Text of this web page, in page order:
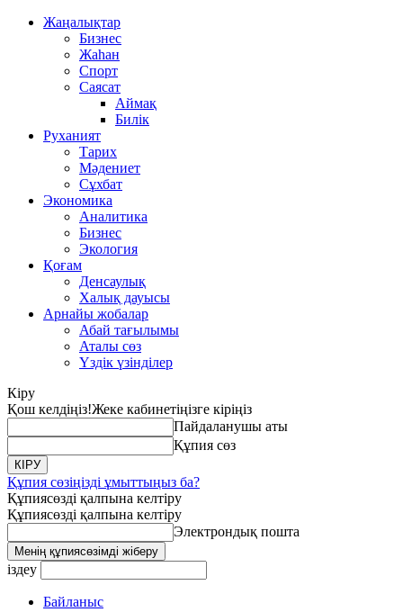
Жаңалықтар
Бизнес
Жаһан
Спорт
Саясат
Аймақ
Билік
Руханият
Тарих
Мәдениет
Сұхбат
Экономика
Аналитика
Бизнес
Экология
Қоғам
Денсаулық
Халық дауысы
Арнайы жобалар
Абай тағылымы
Аталы сөз
Үздік үзінділер
Кіру
Қош келдіңіз!Жеке кабинетіңізге кіріңіз
Пайдаланушы аты
Құпия сөз
Құпия сөзіңізді ұмыттыңыз ба?
Құпиясөзді қалпына келтіру
Құпиясөзді қалпына келтіру
Электрондық пошта
іздеу
Байланыс